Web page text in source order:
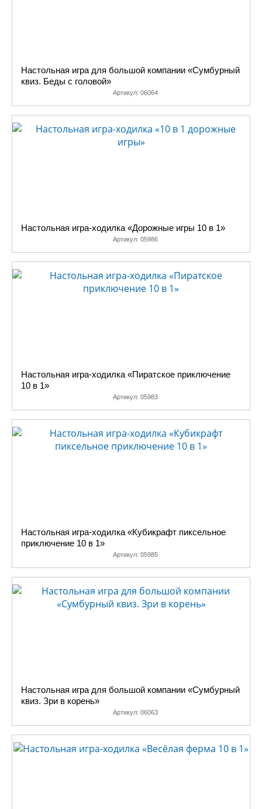
Настольная игра для большой компании «Сумбурный
квиз. Беды с головой»
Артикул: 06064
Настольная игра-ходилка «Дорожные игры 10 в 1»
Артикул: 05986
Настольная игра-ходилка «Пиратское приключение
10 в 1»
Артикул: 05983
Настольная игра-ходилка «Кубикрафт пиксельное
приключение 10 в 1»
Артикул: 05985
Настольная игра для большой компании «Сумбурный
квиз. Зри в корень»
Артикул: 06063